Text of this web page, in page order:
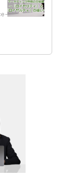
https://sbsmarketing.co.jp/blog/whatis-difference-between-royalty-and-loyalty...